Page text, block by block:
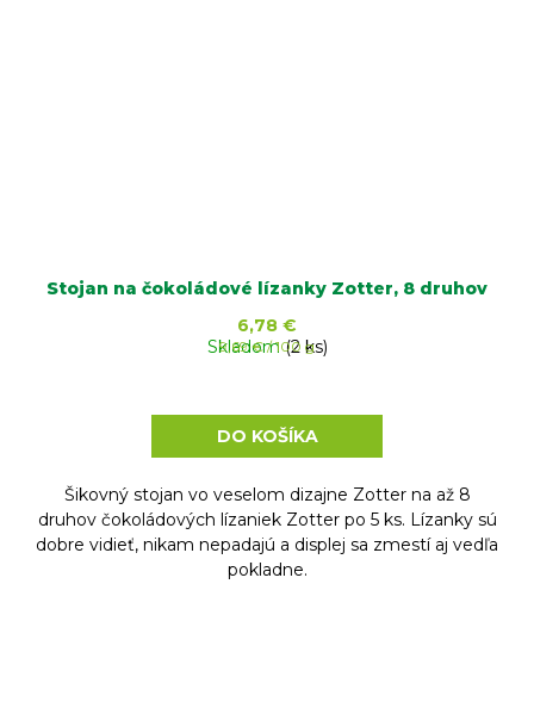
Stojan na čokoládové lízanky Zotter, 8 druhov
Skladom(2 ks)
6,78 €
Jednotková
9,69 € / 100 g
DO KOŠÍKA
Šikovný stojan vo veselom dizajne Zotter na až 8
druhov čokoládových lízaniek Zotter po 5 ks. Lízanky sú
dobre vidieť, nikam nepadajú a displej sa zmestí aj vedľa
pokladne.